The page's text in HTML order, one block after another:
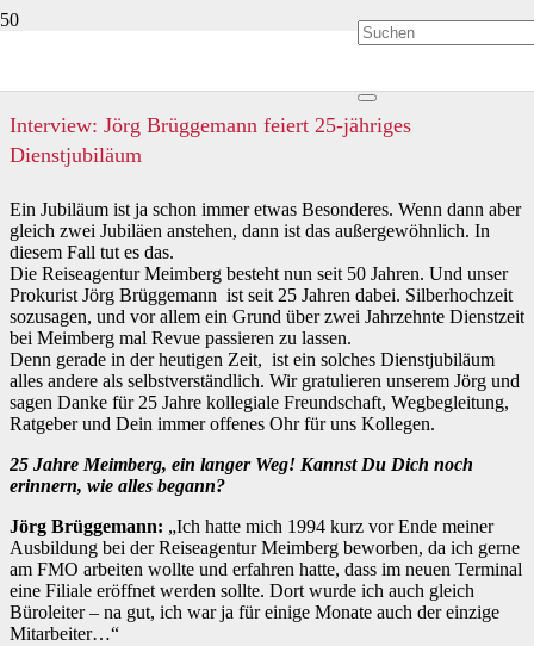
Interview: Jörg Brüggemann feiert 25-jähriges
Dienstjubiläum
Ein Jubiläum ist ja schon immer etwas Besonderes. Wenn dann aber
gleich zwei Jubiläen anstehen, dann ist das außergewöhnlich. In
diesem Fall tut es das.
Die Reiseagentur Meimberg besteht nun seit 50 Jahren. Und unser
Prokurist Jörg Brüggemann ist seit 25 Jahren dabei. Silberhochzeit
sozusagen, und vor allem ein Grund über zwei Jahrzehnte Dienstzeit
bei Meimberg mal Revue passieren zu lassen.
Denn gerade in der heutigen Zeit, ist ein solches Dienstjubiläum
alles andere als selbstverständlich. Wir gratulieren unserem Jörg und
sagen Danke für 25 Jahre kollegiale Freundschaft, Wegbegleitung,
Ratgeber und Dein immer offenes Ohr für uns Kollegen.
25 Jahre Meimberg, ein langer Weg! Kannst Du Dich noch
erinnern, wie alles begann?
Jörg Brüggemann: „Ich hatte mich 1994 kurz vor Ende meiner
Ausbildung bei der Reiseagentur Meimberg beworben, da ich gerne
am FMO arbeiten wollte und erfahren hatte, dass im neuen Terminal
eine Filiale eröffnet werden sollte. Dort wurde ich auch gleich
Büroleiter – na gut, ich war ja für einige Monate auch der einzige
Mitarbeiter…“